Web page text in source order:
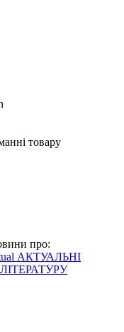
товару
про:
АКТУАЛЬНІ